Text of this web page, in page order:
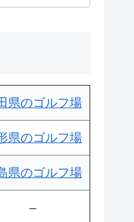
県のゴルフ場
県のゴルフ場
県のゴルフ場
–